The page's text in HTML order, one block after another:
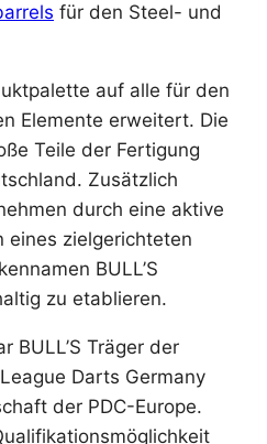
für den Steel- und
auf alle für den
Elemente erweitert. Die
Teile der Fertigung
Zusätzlich
durch eine aktive
eines zielgerichteten
BULL’S
zu etablieren.
BULL’S Träger der
Darts Germany
der PDC-Europe.